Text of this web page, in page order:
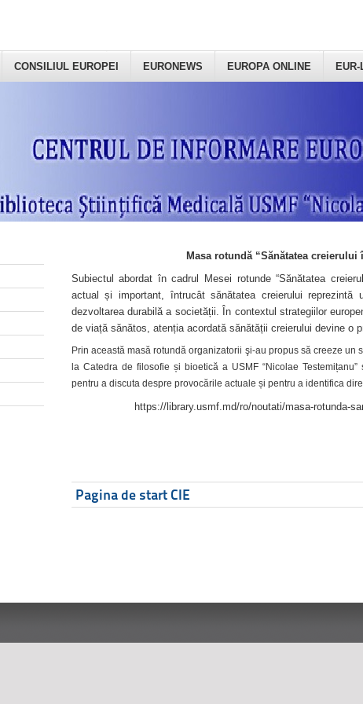
CONSILIUL EUROPEI EURONEWS EUROPA ONLINE
Masa rotundă “Sănătatea
Subiectul abordat în cadrul Mesei rotunde “Sănătatea
actual și important, întrucât sănătatea creierului
dezvoltarea durabilă a societății. În contextul strategiilor
de viață sănătos, atenția acordată sănătății creierului devine o
Prin această masă rotundă organizatorii şi-au propus să creeze
la Catedra de filosofie și bioetică a USMF “Nicolae
pentru a discuta despre provocările actuale și pentru a identifica
https://library.usmf.md/ro/noutati/masa-rotunda-
Pagina de start CIE